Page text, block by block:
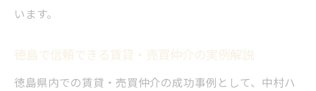
います。
徳島で信頼できる賃貸・売買仲介の実例解説
徳島県内での賃貸・売買仲介の成功事例として、中村ハ